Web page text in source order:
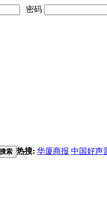
密码
搜索 热搜: 华厦商报 中国好声